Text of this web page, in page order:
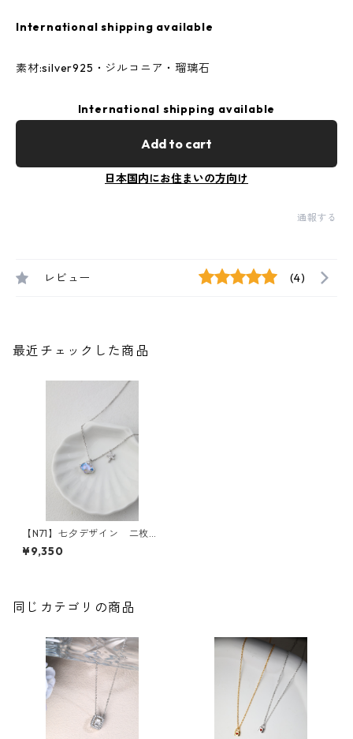
International shipping available
素材:silver925・ジルコニア・瑠璃石
International shipping available
Add to cart
日本国内にお住まいの方向け
通報する
レビュー (4)
最近チェックした商品
【N71】七夕デザイン 二枚貝
×スターモチーフデザインネッ
クレス
¥9,350
同じカテゴリの商品